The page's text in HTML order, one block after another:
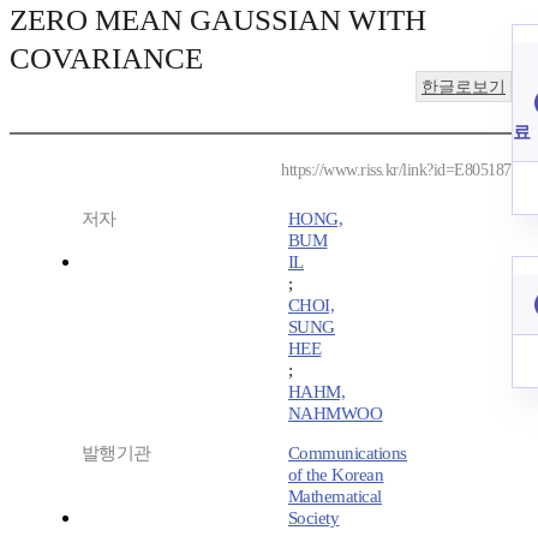
ZERO MEAN GAUSSIAN WITH
COVARIANCE
한글로보기
https://www.riss.kr/link?id=E805187
저자
HONG,
BUM
IL
;
CHOI,
SUNG
HEE
;
HAHM,
NAHMWOO
발행기관
Communications
of the Korean
Mathematical
Society
료